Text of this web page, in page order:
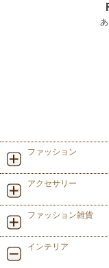
ファッション
アクセサリー
ファッション雑貨
インテリア